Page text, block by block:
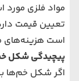
مواد فلزی مورد
تعیین قیمت
است هزینه‌های
پیچیدگی شکل
اگر شکل خم‌ها